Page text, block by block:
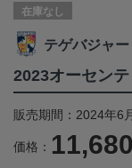
在庫なし
テゲバジャ
2023オーセン
販売期間：2024年6
価格：